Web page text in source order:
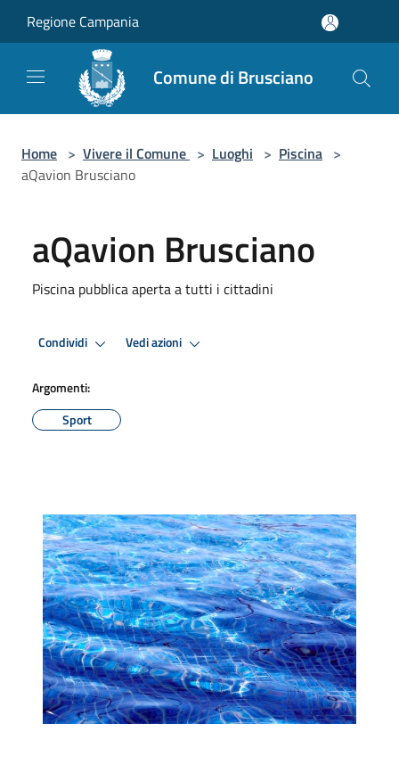
Regione Campania
Comune di Brusciano
Home > Vivere il Comune > Luoghi > Piscina >
aQavion Brusciano
aQavion Brusciano
Piscina pubblica aperta a tutti i cittadini
Condividi Vedi azioni
Argomenti:
Sport